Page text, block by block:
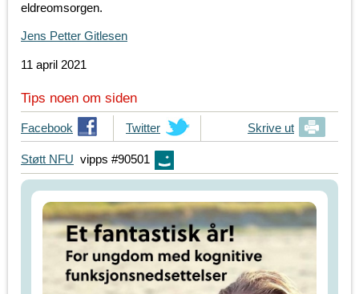
eldreomsorgen.
Jens Petter Gitlesen
11 april 2021
Tips noen om siden
T
i
p
s
Facebook
T
i
p
s
i
n
e
Twitter Skrive ut
Støtt NFU vipps #90501